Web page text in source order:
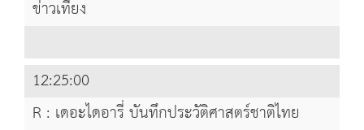
ข่าวเที่ยง
12:25:00
R : เดอะไดอารี่ บันทึกประวัติศาสตร์ชาติไทย